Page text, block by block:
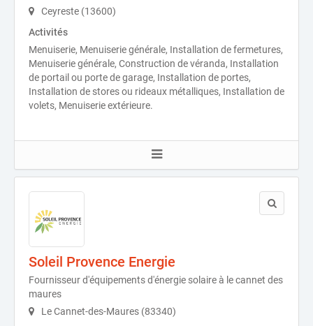
Ceyreste (13600)
Activités
Menuiserie, Menuiserie générale, Installation de fermetures,
Menuiserie générale, Construction de véranda, Installation
de portail ou porte de garage, Installation de portes,
Installation de stores ou rideaux métalliques, Installation de
volets, Menuiserie extérieure.
Soleil Provence Energie
Fournisseur d'équipements d'énergie solaire à le cannet des
maures
Le Cannet-des-Maures (83340)